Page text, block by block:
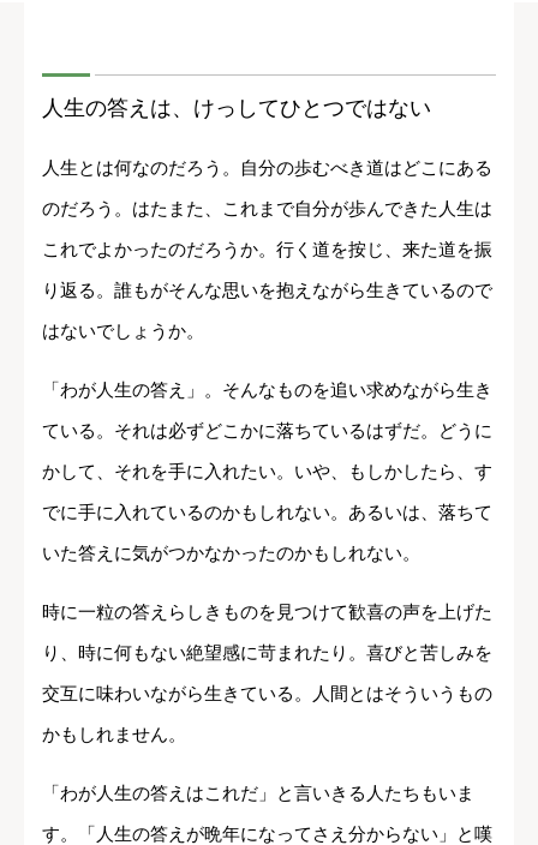
人生の答えは、けっしてひとつではない
人生とは何なのだろう。自分の歩むべき道はどこにある
のだろう。はたまた、これまで自分が歩んできた人生は
これでよかったのだろうか。行く道を按じ、来た道を振
り返る。誰もがそんな思いを抱えながら生きているので
はないでしょうか。
「わが人生の答え」。そんなものを追い求めながら生き
ている。それは必ずどこかに落ちているはずだ。どうに
かして、それを手に入れたい。いや、もしかしたら、す
でに手に入れているのかもしれない。あるいは、落ちて
いた答えに気がつかなかったのかもしれない。
時に一粒の答えらしきものを見つけて歓喜の声を上げた
り、時に何もない絶望感に苛まれたり。喜びと苦しみを
交互に味わいながら生きている。人間とはそういうもの
かもしれません。
「わが人生の答えはこれだ」と言いきる人たちもいま
す。「人生の答えが晩年になってさえ分からない」と嘆